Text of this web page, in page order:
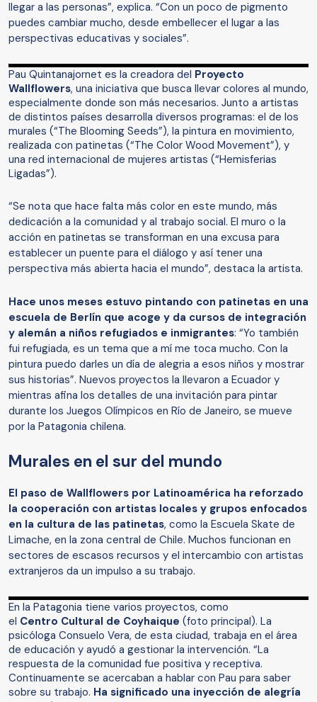
llegar a las personas”, explica. “Con un poco de pigmento
puedes cambiar mucho, desde embellecer el lugar a las
perspectivas educativas y sociales”.
Pau Quintanajornet es la creadora del Proyecto
Wallflowers, una iniciativa que busca llevar colores al mundo,
especialmente donde son más necesarios. Junto a artistas
de distintos países desarrolla diversos programas: el de los
murales (“The Blooming Seeds”), la pintura en movimiento,
realizada con patinetas (“The Color Wood Movement”), y
una red internacional de mujeres artistas (“Hemisferias
Ligadas”).
“Se nota que hace falta más color en este mundo, más
dedicación a la comunidad y al trabajo social. El muro o la
acción en patinetas se transforman en una excusa para
establecer un puente para el diálogo y así tener una
perspectiva más abierta hacia el mundo”, destaca la artista.
Hace unos meses estuvo pintando con patinetas en una
escuela de Berlín que acoge y da cursos de integración
y alemán a niños refugiados e inmigrantes: “Yo también
fui refugiada, es un tema que a mí me toca mucho. Con la
pintura puedo darles un día de alegria a esos niños y mostrar
sus historias”. Nuevos proyectos la llevaron a Ecuador y
mientras afina los detalles de una invitación para pintar
durante los Juegos Olímpicos en Río de Janeiro, se mueve
por la Patagonia chilena.
Murales en el sur del mundo
El paso de Wallflowers por Latinoamérica ha reforzado
la cooperación con artistas locales y grupos enfocados
en la cultura de las patinetas, como la Escuela Skate de
Limache, en la zona central de Chile. Muchos funcionan en
sectores de escasos recursos y el intercambio con artistas
extranjeros da un impulso a su trabajo.
En la Patagonia tiene varios proyectos, como
el Centro Cultural de Coyhaique (foto principal). La
psicóloga Consuelo Vera, de esta ciudad, trabaja en el área
de educación y ayudó a gestionar la intervención. “La
respuesta de la comunidad fue positiva y receptiva.
Continuamente se acercaban a hablar con Pau para saber
sobre su trabajo. Ha significado una inyección de alegría